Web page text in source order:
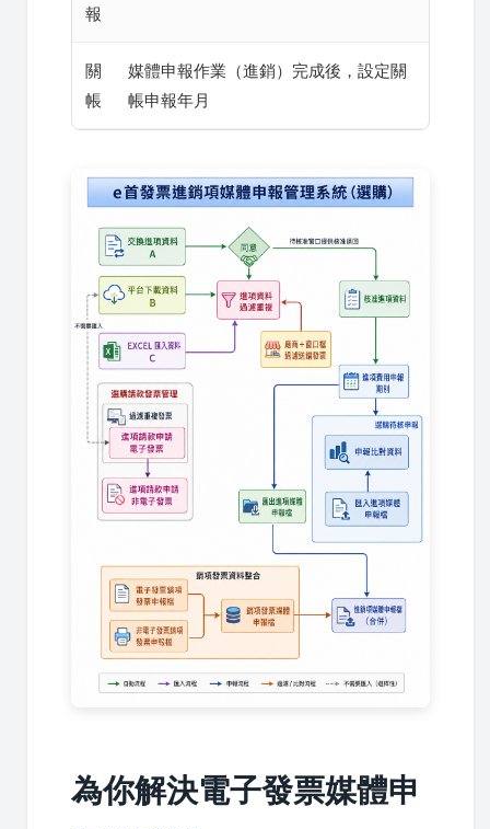
報
關
帳
媒體申報作業（進銷）完成後，設定關
帳申報年月
為你解決電子發票媒體申